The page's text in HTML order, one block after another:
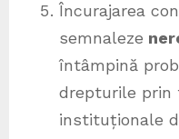
Încurajarea
semnaleze
întâmpină
drepturile prin
instituționale